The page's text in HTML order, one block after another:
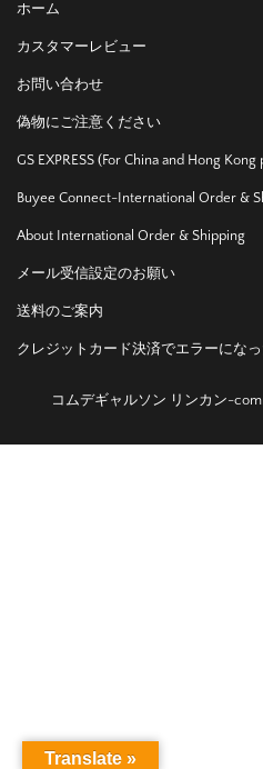
ホーム
カスタマーレビュー
お問い合わせ
偽物にご注意ください
GS EXPRESS (For China and Hong
Buyee Connect-International Order &
About International Order & Shipping
メール受信設定のお願い
送料のご案内
クレジットカード決済でエラーにな
コムデギャルソン リンカン-
Translate »